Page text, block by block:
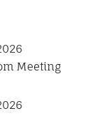
Meeting